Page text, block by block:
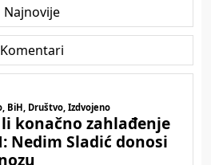
Najnovije
Komentari